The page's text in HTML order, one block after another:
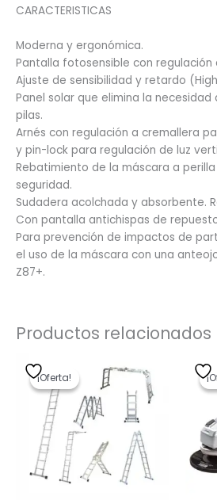
CARACTERISTICAS
Moderna y ergonómica.
Pantalla fotosensible con regulación
Ajuste de sensibilidad y retardo
Panel solar que elimina la
pilas.
Arnés con regulación a cremallera
y pin-lock para regulación de luz
Rebatimiento de la máscara a
seguridad.
Sudadera acolchada y absorbente.
Con pantalla antichispas de
Para prevención de impactos de
el uso de la máscara con una
Z87+.
Productos relacionados
¡Oferta!
¡Oferta! precio
original
era:
$ 10.976,00.
precio
actual
es:
$ 8.780,80.